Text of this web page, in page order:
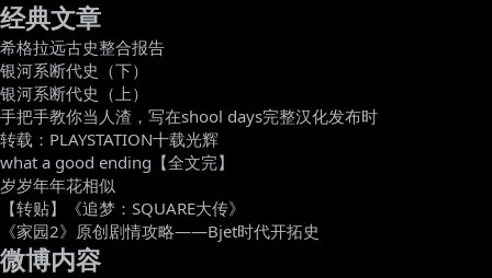
经典文章
希格拉远古史整合报告
银河系断代史（下）
银河系断代史（上）
手把手教你当人渣，写在shool days完整汉化发布时
转载：PLAYSTATION十载光辉
what a good ending【全文完】
岁岁年年花相似
【转贴】《追梦：SQUARE大传》
《家园2》原创剧情攻略——Bjet时代开拓史
微博内容